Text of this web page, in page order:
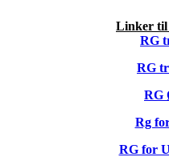
Linker til
RG
RG
RG
Rg
RG for